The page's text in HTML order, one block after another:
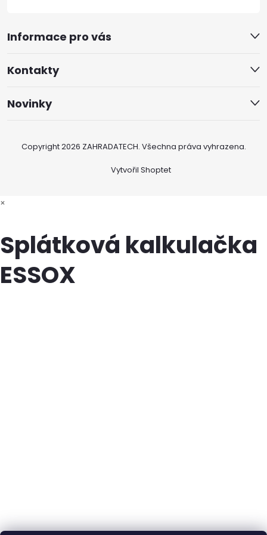
Informace pro vás
Kontakty
Novinky
Vytvořil Shoptet
Copyright 2026 ZAHRADATECH. Všechna práva vyhrazena.
×
Splátková kalkulačka
ESSOX